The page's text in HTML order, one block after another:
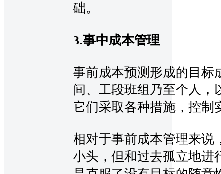
础。
3.事中成本管理
事前成本预测形成的目标
间、工段班组乃至个人，
它们采取各种措施，控制
相对于事前成本管理来说
小头，但和过去孤立地进